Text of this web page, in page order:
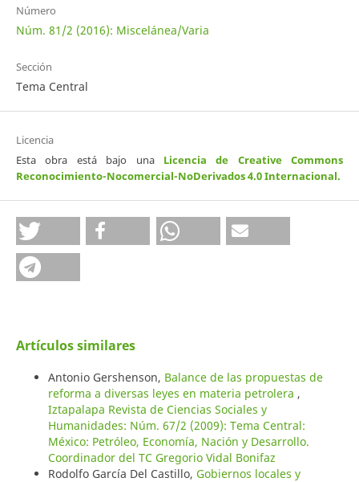
Número
Núm. 81/2 (2016): Miscelánea/Varia
Sección
Tema Central
Licencia
Esta obra está bajo una Licencia de Creative Commons
Reconocimiento-Nocomercial-NoDerivados 4.0 Internacional.
Artículos similares
Antonio Gershenson, Balance de las propuestas de
reforma a diversas leyes en materia petrolera ,
Iztapalapa Revista de Ciencias Sociales y
Humanidades: Núm. 67/2 (2009): Tema Central:
México: Petróleo, Economía, Nación y Desarrollo.
Coordinador del TC Gregorio Vidal Bonifaz
Rodolfo García Del Castillo, Gobiernos locales y